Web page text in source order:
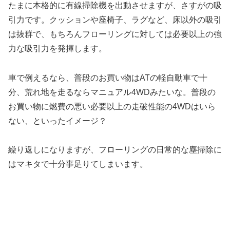
たまに本格的に有線掃除機を出動させますが、さすがの吸
引力です。クッションや座椅子、ラグなど、床以外の吸引
は抜群で、もちろんフローリングに対しては必要以上の強
力な吸引力を発揮します。
車で例えるなら、普段のお買い物はATの軽自動車で十
分、荒れ地を走るならマニュアル4WDみたいな。普段の
お買い物に燃費の悪い必要以上の走破性能の4WDはいら
ない、といったイメージ？
繰り返しになりますが、フローリングの日常的な塵掃除に
はマキタで十分事足りてしまいます。